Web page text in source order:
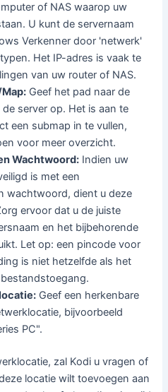
of NAS waarop uw
U kunt de servernaam
Verkenner door 'netwerk'
Het IP-adres is vaak te
van uw router of NAS.
Geef het pad naar de
server op. Het is aan te
een submap in te vullen,
voor meer overzicht.
Wachtwoord: Indien uw
is met een
wachtwoord, dient u deze
ervoor dat u de juiste
en het bijbehorende
Let op: een pincode voor
is niet hetzelfde als het
Geef een herkenbare
bijvoorbeeld
PC".
zal Kodi u vragen of
locatie wilt toevoegen aan